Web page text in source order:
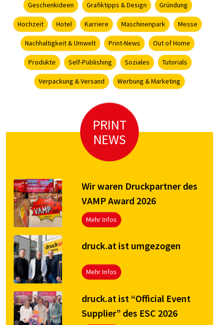
Geschenkideen Grafiktipps & Design Gründung
Hochzeit Hotel Karriere Maschinenpark Messe
Nachhaltigkeit & Umwelt Print-News Out of Home
Produkte Self-Publishing Soziales Tutorials
Verpackung & Versand Werbung & Marketing
PRINT
NEWS
Wir waren Druckpartner des
VAMP Award 2026
Mehr Infos
druck.at ist umgezogen
Mehr Infos
druck.at ist “Official Event
Supplier” des ESC 2026